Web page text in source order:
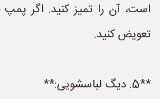
است، آن را تمیز کنید. اگر پمپ
تعویض کنید.
**5. دیگ لباسشویی:**